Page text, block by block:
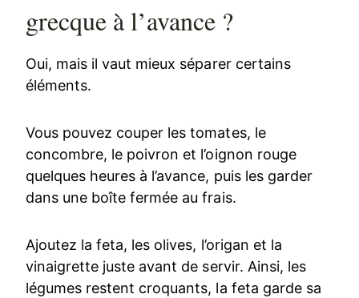
grecque à l’avance ?
Oui, mais il vaut mieux séparer certains
éléments.
Vous pouvez couper les tomates, le
concombre, le poivron et l’oignon rouge
quelques heures à l’avance, puis les garder
dans une boîte fermée au frais.
Ajoutez la feta, les olives, l’origan et la
vinaigrette juste avant de servir. Ainsi, les
légumes restent croquants, la feta garde sa